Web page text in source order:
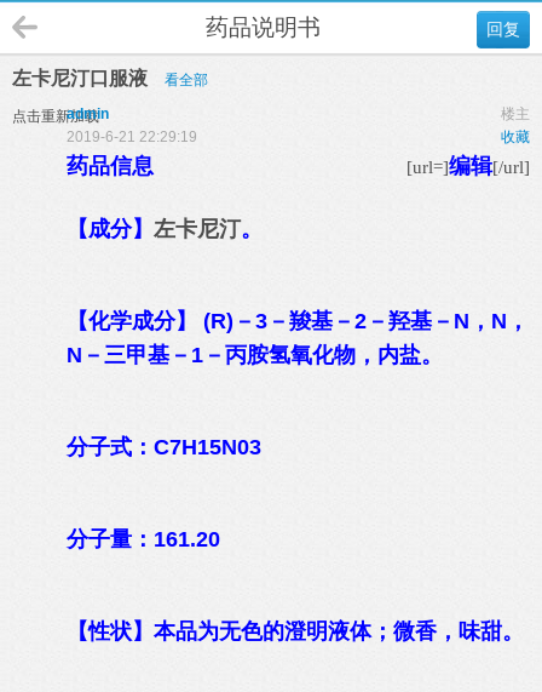
回复
药品说明书
左卡尼汀口服液 看全部
点击重新加载 楼主
admin
收藏
2019-6-21 22:29:19
药品信息 [url=]编辑[/url]
【成分】 左卡尼汀。
【化学成分】 (R)－3－羧基－2－羟基－N，N，
N－三甲基－1－丙胺氢氧化物，内盐。
分子式：C7H15N03
分子量：161.20
【性状】本品为无色的澄明液体；微香，味甜。